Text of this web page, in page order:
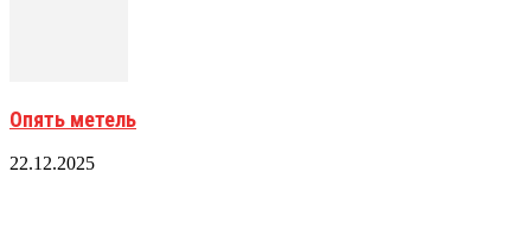
Опять метель
22.12.2025